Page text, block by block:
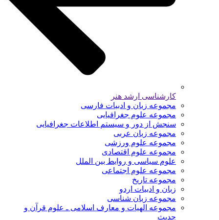
کارشناسی ارشد هنر
مجموعه زبان و ادبیات فارسی
مجموعه علوم جغرافیایی
سنجش از دور و سیستم اطلاعات جغرافیایی
مجموعه زبان عربی
مجموعه علوم ورزشی
مجموعه علوم اقتصادی
علوم سیاسی و روابط بین الملل
مجموعه علوم اجتماعی
مجموعه تاریخ
زبان و ادبیات اردو
مجموعه زبان شناسی
مجموعه الهیات و معارف اسلامی ـ علوم قرآن و
حدیث